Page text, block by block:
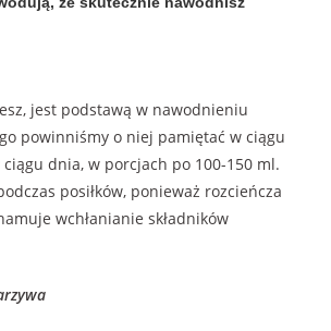
jest podstawą w nawodnieniu
powinniśmy o niej pamiętać w ciągu
dnia, w porcjach po 100-150 ml.
posiłków, ponieważ rozcieńcza
wchłanianie składników